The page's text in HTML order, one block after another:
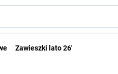
Zawieszki lato 26'